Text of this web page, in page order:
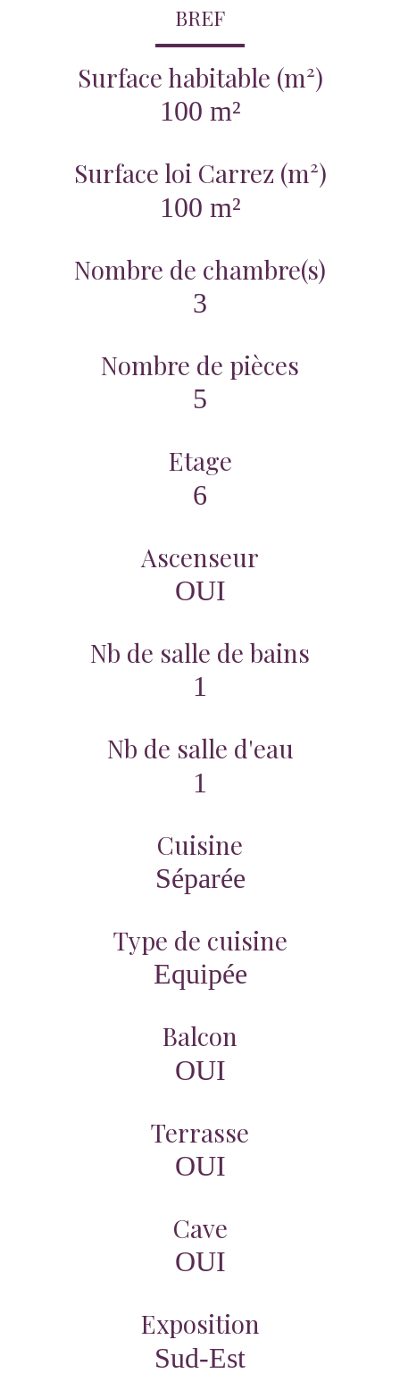
BREF
Surface habitable (m²)
100 m²
Surface loi Carrez (m²)
100 m²
Nombre de chambre(s)
3
Nombre de pièces
5
Etage
6
Ascenseur
OUI
Nb de salle de bains
1
Nb de salle d'eau
1
Cuisine
Séparée
Type de cuisine
Equipée
Balcon
OUI
Terrasse
OUI
Cave
OUI
Exposition
Sud-Est